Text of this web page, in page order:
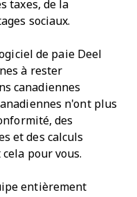
taxes, de la
sociaux.
de paie Deel
à rester
canadiennes
n'ont plus
des
et des calculs
pour vous.
entièrement